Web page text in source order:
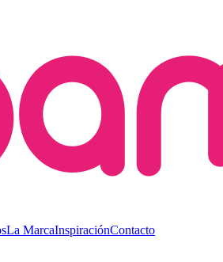
La MarcaInspiraciónContacto